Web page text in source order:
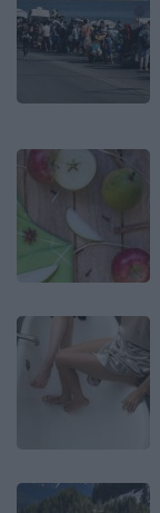
Image
Image
Image